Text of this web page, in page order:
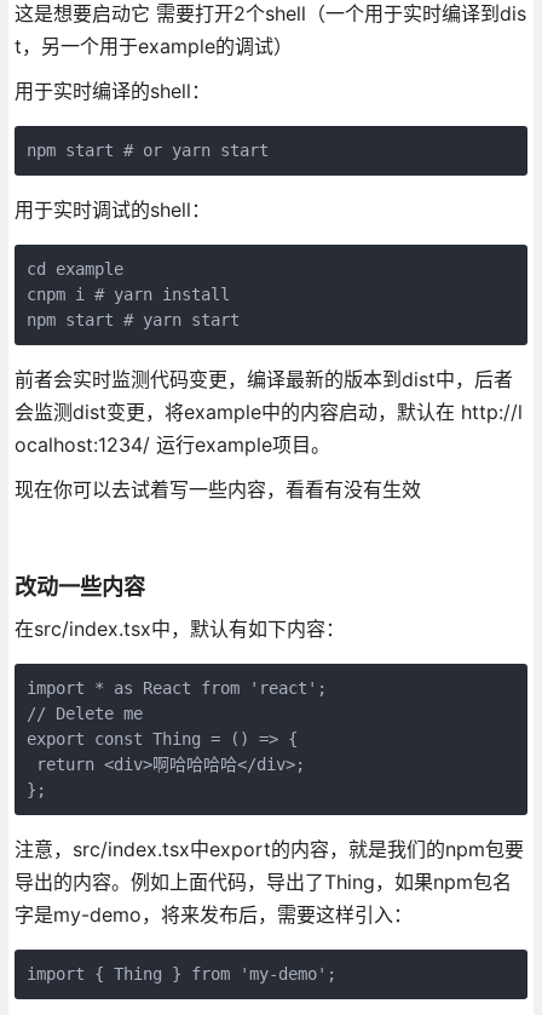
这是想要启动它 需要打开2个shell（一个用于实时编译到dis
t，另一个用于example的调试）
用于实时编译的shell：
npm start # or yarn start
用于实时调试的shell：
cd example
cnpm i # yarn install
npm start # yarn start
前者会实时监测代码变更，编译最新的版本到dist中，后者
会监测dist变更，将example中的内容启动，默认在 http://l
ocalhost:1234/ 运行example项目。
现在你可以去试着写一些内容，看看有没有生效
改动一些内容
在src/index.tsx中，默认有如下内容：
import * as React from 'react';
// Delete me
export const Thing = () => {
return <div>啊哈哈哈哈</div>;
};
注意，src/index.tsx中export的内容，就是我们的npm包要
导出的内容。例如上面代码，导出了Thing，如果npm包名
字是my-demo，将来发布后，需要这样引入：
import { Thing } from 'my-demo';